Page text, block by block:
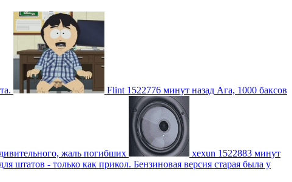
Flint 1522776 минут назад Ага, 1000 баксов
жаль погибших xexun 1522883 минут
штатов - только как прикол. Бензиновая версия старая была у